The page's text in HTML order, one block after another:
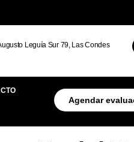
Leguía Sur 79, Las Condes
Agendar